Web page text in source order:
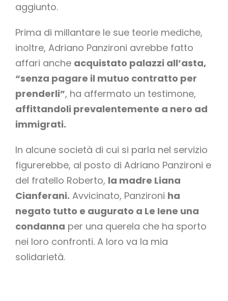
aggiunto.
Prima di millantare le sue teorie mediche,
inoltre, Adriano Panzironi avrebbe fatto
affari anche acquistato palazzi all’asta,
“senza pagare il mutuo contratto per
prenderli”, ha affermato un testimone,
affittandoli prevalentemente a nero ad
immigrati.
In alcune società di cui si parla nel servizio
figurerebbe, al posto di Adriano Panzironi e
del fratello Roberto, la madre Liana
Cianferani. Avvicinato, Panzironi ha
negato tutto e augurato a Le Iene una
condanna per una querela che ha sporto
nei loro confronti. A loro va la mia
solidarietà.